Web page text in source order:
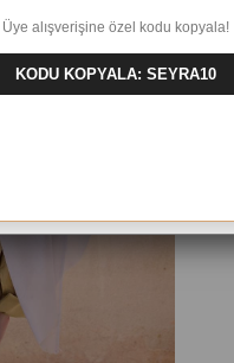
Üye alışverişine özel kodu kopyala!
KODU KOPYALA: SEYRA10